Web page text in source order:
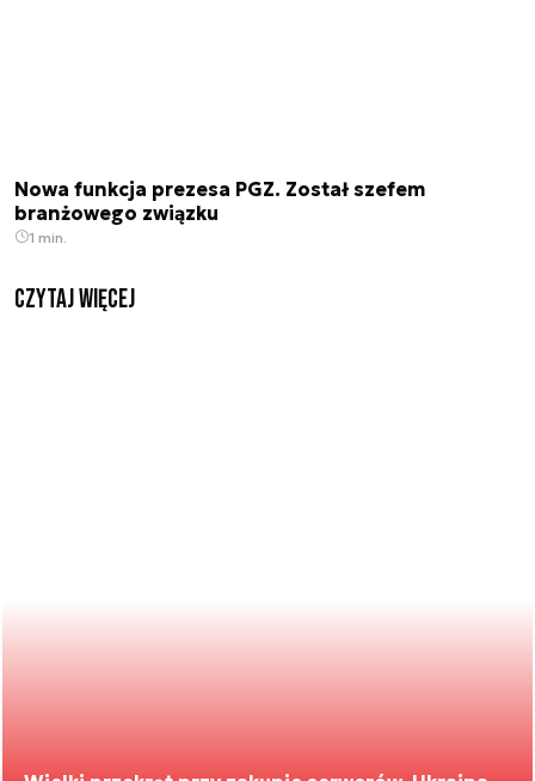
Nowa funkcja prezesa PGZ. Został szefem
branżowego związku
1 min.
czytaj więcej